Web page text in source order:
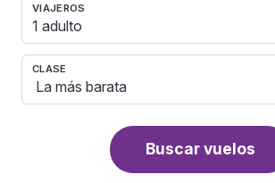
VIAJEROS
1 adulto
CLASE
Buscar vuelos